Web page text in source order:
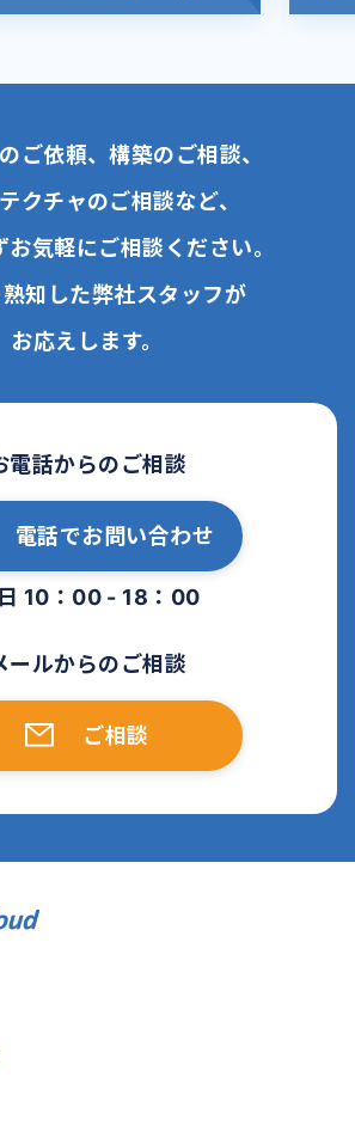
ご依頼、構築のご相談、
クチャのご相談など、
お気軽にご相談ください。
知した弊社スタッフが
お応えします。
電話からのご相談
電話でお問い合わせ
10：00 - 18：00
ールからのご相談
ご相談